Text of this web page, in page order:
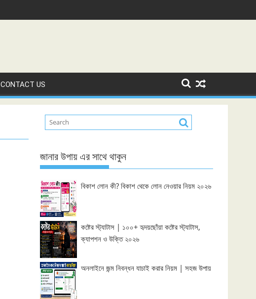
CONTACT US
জানার উপায় এর সাথে থাকুন
বিকাশ লোন কী? বিকাশ থেকে লোন নেওয়ার নিয়ম ২০২৬
কষ্টের স্ট্যাটাস | ১০০+ হৃদয়ছোঁয়া কষ্টের স্ট্যাটাস,
ক্যাপশন ও উক্তি ২০২৬
অনলাইনে জন্ম নিবন্ধন যাচাই করার নিয়ম | সহজ উপায়